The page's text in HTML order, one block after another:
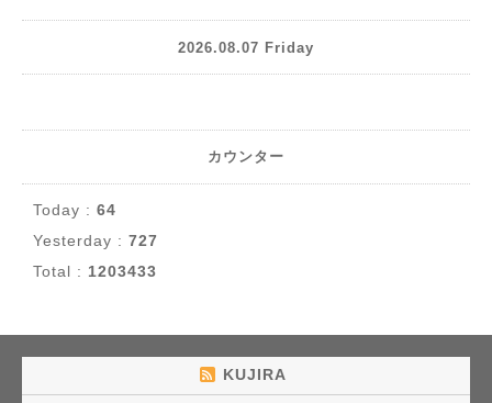
2026.08.07 Friday
カウンター
Today : 64
Yesterday : 727
Total : 1203433
KUJIRA